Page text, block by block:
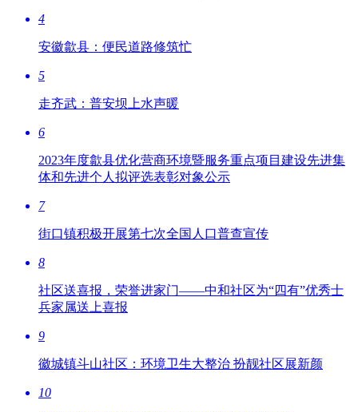
4
安徽歙县：便民道路修筑忙
5
走齐武：普安坝上水声暖
6
2023年度歙县优化营商环境暨服务重点项目建设先进集
体和先进个人拟评选表彰对象公示
7
街口镇积极开展第七次全国人口普查宣传
8
社区送喜报，荣誉进家门——中和社区为“四有”优秀士
兵家属送上喜报
9
徽城镇斗山社区：环境卫生大整治 扮靓社区展新颜
10